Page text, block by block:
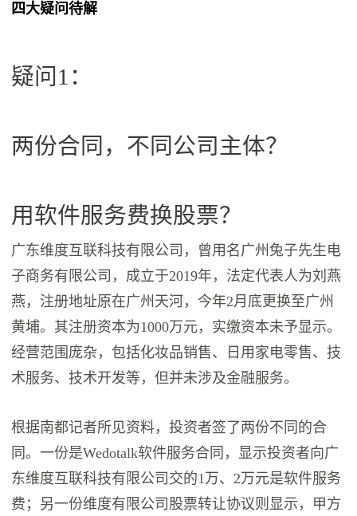
四大疑问待解
疑问1：
两份合同，不同公司主体？
用软件服务费换股票？
广东维度互联科技有限公司，曾用名广州兔子先生电
子商务有限公司，成立于2019年，法定代表人为刘燕
燕，注册地址原在广州天河，今年2月底更换至广州
黄埔。其注册资本为1000万元，实缴资本未予显示。
经营范围庞杂，包括化妆品销售、日用家电零售、技
术服务、技术开发等，但并未涉及金融服务。
根据南都记者所见资料，投资者签了两份不同的合
同。一份是Wedotalk软件服务合同，显示投资者向广
东维度互联科技有限公司交的1万、2万元是软件服务
费；另一份维度有限公司股票转让协议则显示，甲方